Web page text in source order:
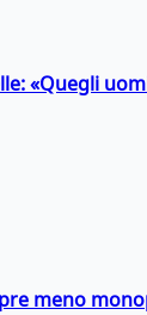
«Quegli
meno